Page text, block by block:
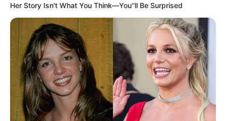
Her Story Isn't What You Think—You''ll Be Surprised